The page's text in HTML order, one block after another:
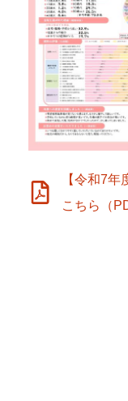
【令和7
こちら（